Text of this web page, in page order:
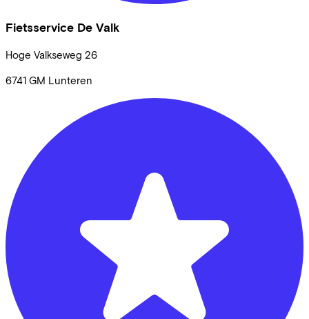
Fietsservice De Valk
Hoge Valkseweg 26
6741 GM Lunteren